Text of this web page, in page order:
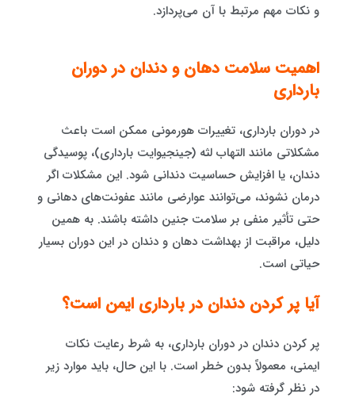
و نکات مهم مرتبط با آن می‌پردازد.
اهمیت سلامت دهان و دندان در دوران
بارداری
در دوران بارداری، تغییرات هورمونی ممکن است باعث
مشکلاتی مانند التهاب لثه (جینجیوایت بارداری)، پوسیدگی
دندان، یا افزایش حساسیت دندانی شود. این مشکلات اگر
درمان نشوند، می‌توانند عوارضی مانند عفونت‌های دهانی و
حتی تأثیر منفی بر سلامت جنین داشته باشند. به همین
دلیل، مراقبت از بهداشت دهان و دندان در این دوران بسیار
حیاتی است.
آیا پر کردن دندان در بارداری ایمن است؟
پر کردن دندان در دوران بارداری، به شرط رعایت نکات
ایمنی، معمولاً بدون خطر است. با این حال، باید موارد زیر
در نظر گرفته شود: